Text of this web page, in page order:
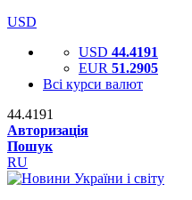
USD
USD 44.4191
EUR 51.2905
Всі курси валют
44.4191
Авторизація
Пошук
RU